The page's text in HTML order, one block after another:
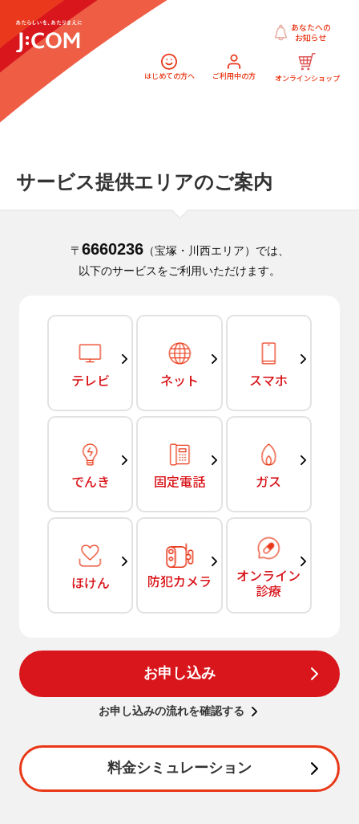
はじめての方へ ご利用中の方 オンラインショップ
あなたへの
お知らせ
サービス提供エリアのご案内
〒 6660236（宝塚・川西エリア）では、
以下のサービスをご利用いただけます。
テレビ ネット スマホ
でんき 固定電話 ガス
ほけん 防犯カメラ オンライン
診療
お申し込み
お申し込みの流れを確認する
料金シミュレーション